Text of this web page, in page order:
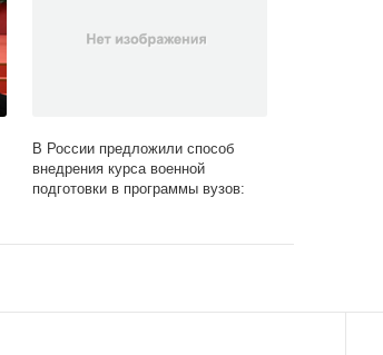
В России предложили способ
внедрения курса военной
подготовки в программы вузов: